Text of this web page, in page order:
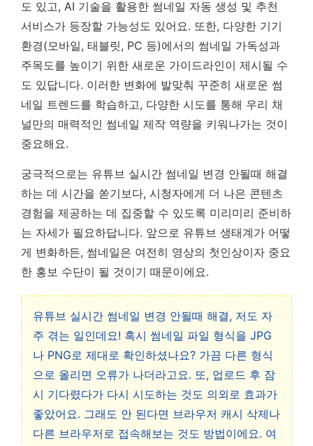
도 있고, AI 기술을 활용한 썸네일 자동 생성 및 추천
서비스가 등장할 가능성도 있어요. 또한, 다양한 기기
환경(모바일, 태블릿, PC 등)에서의 썸네일 가독성과
주목도를 높이기 위한 새로운 가이드라인이 제시될 수
도 있답니다. 이러한 변화에 발맞춰 꾸준히 새로운 썸
네일 트렌드를 학습하고, 다양한 시도를 통해 우리 채
널만의 매력적인 썸네일 제작 역량을 키워나가는 것이
중요해요.
궁극적으로는 유튜브 실시간 썸네일 변경 안될때 해결
하는 데 시간을 쏟기보다, 시청자에게 더 나은 콘텐츠
경험을 제공하는 데 집중할 수 있도록 미리미리 준비하
는 자세가 필요하답니다. 앞으로 유튜브 생태계가 어떻
게 변화하든, 썸네일은 여전히 영상의 첫인상이자 중요
한 홍보 수단이 될 것이기 때문이에요.
유튜브 실시간 썸네일 변경 안될때 해결, 저도 자
주 겪는 일인데요! 혹시 썸네일 파일 형식을 JPG
나 PNG로 제대로 확인하셨나요? 가끔 다른 형식
으로 올리면 오류가 나더라고요. 또, 업로드 후 잠
시 기다렸다가 다시 시도하는 것도 의외로 효과가
좋았어요. 그래도 안 된다면 브라우저 캐시 삭제나
다른 브라우저로 접속해보는 것도 방법이에요. 여